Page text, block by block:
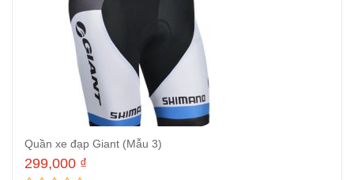
Quần xe đạp Giant (Mẫu 3)
299,000 ₫